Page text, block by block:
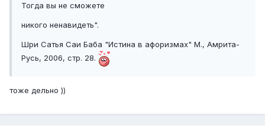
Тогда вы не сможете
никого ненавидеть".
Шри Сатья Саи Баба "Истина в афоризмах" М., Амрита-
Русь, 2006, стр. 28.
тоже дельно ))